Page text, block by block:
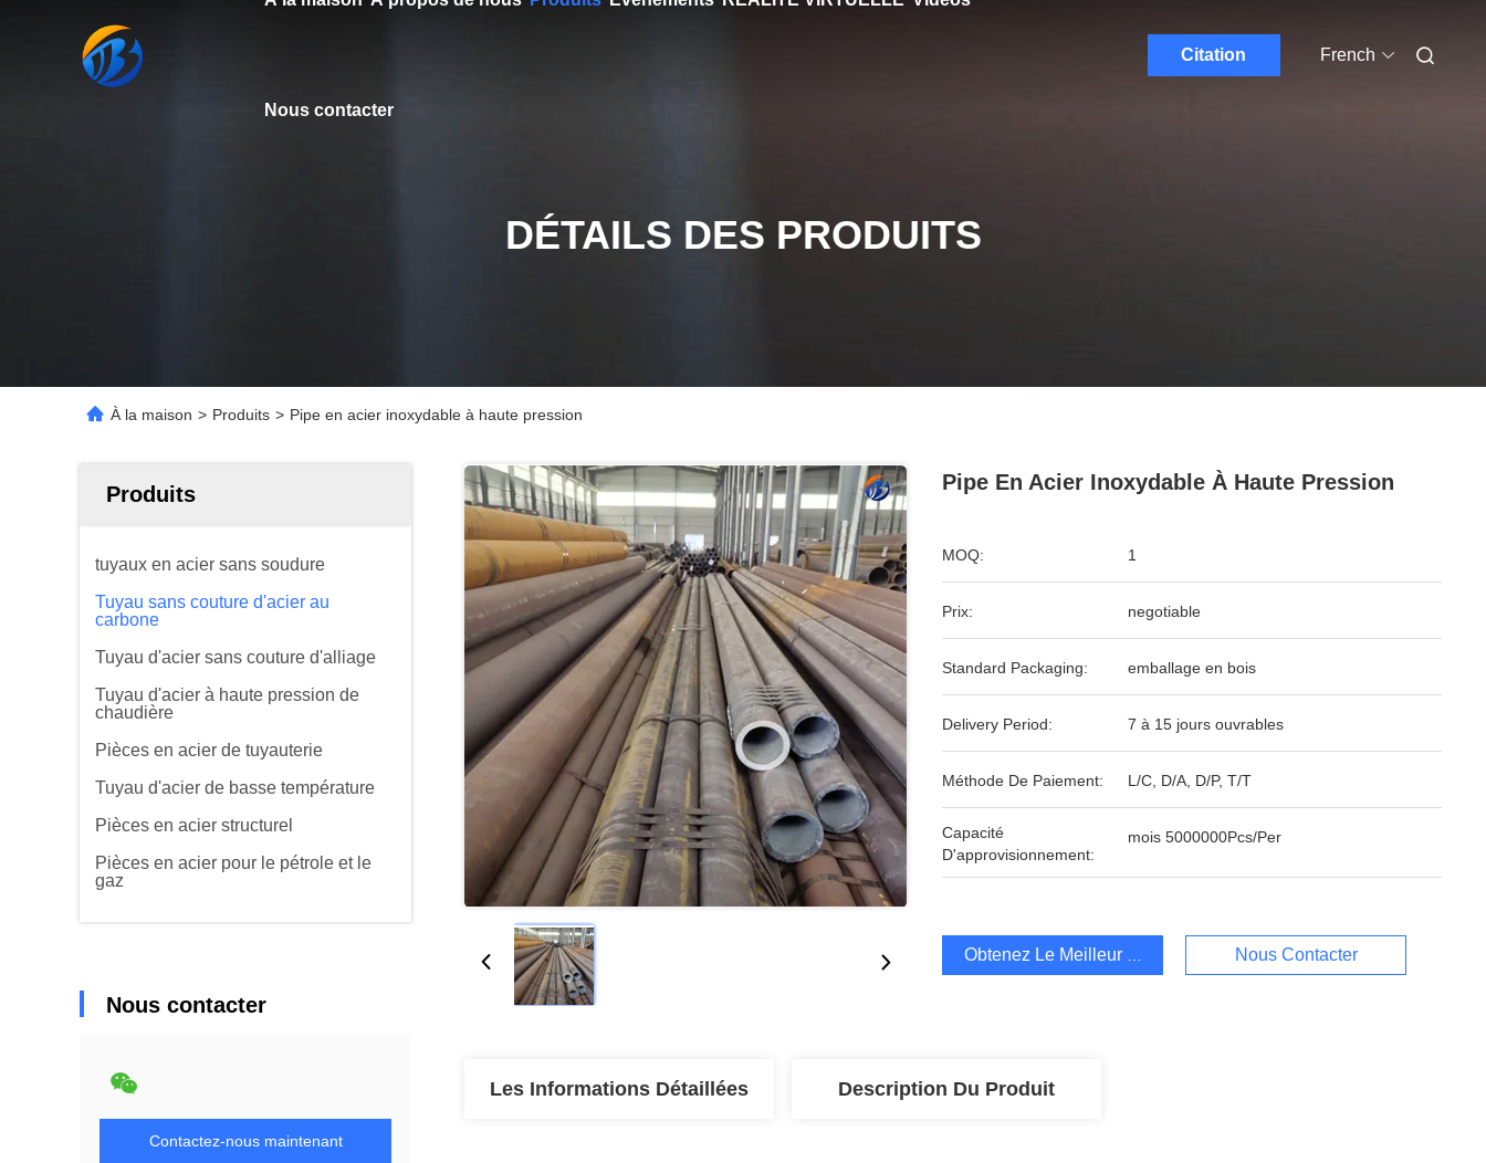
Nous contacter
Citation French
DÉTAILS DES PRODUITS
À la maison > Produits > Pipe en acier inoxydable à haute pression
Produits
tuyaux en acier sans soudure
Tuyau sans couture d'acier au
carbone
Tuyau d'acier sans couture d'alliage
Tuyau d'acier à haute pression de
chaudière
Pièces en acier de tuyauterie
Tuyau d'acier de basse température
Pièces en acier structurel
Pièces en acier pour le pétrole et le
gaz
Nous contacter
Contactez-nous maintenant
Pipe En Acier Inoxydable À Haute Pression
MOQ: 1
Prix: negotiable
Standard Packaging: emballage en bois
Delivery Period: 7 à 15 jours ouvrables
Méthode De Paiement: L/C, D/A, D/P, T/T
Capacité
D'approvisionnement:
mois 5000000Pcs/Per
Obtenez Le Meilleur Prix Nous Contacter
Les Informations Détaillées Description Du Produit